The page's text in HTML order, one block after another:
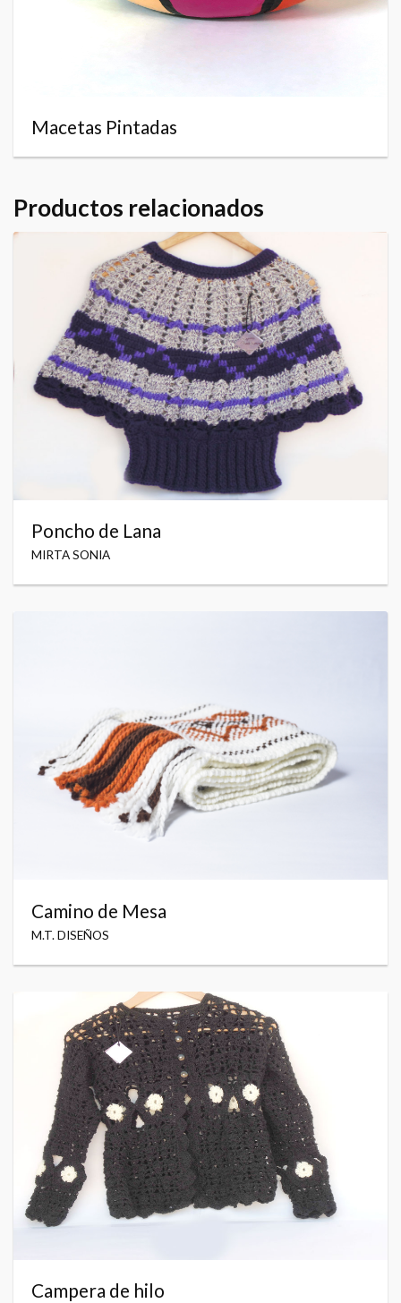
Macetas Pintadas
Productos relacionados
Poncho de Lana
MIRTA SONIA
Camino de Mesa
M.T. DISEÑOS
Campera de hilo